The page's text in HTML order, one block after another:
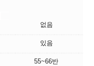
없음
있음
55~66반